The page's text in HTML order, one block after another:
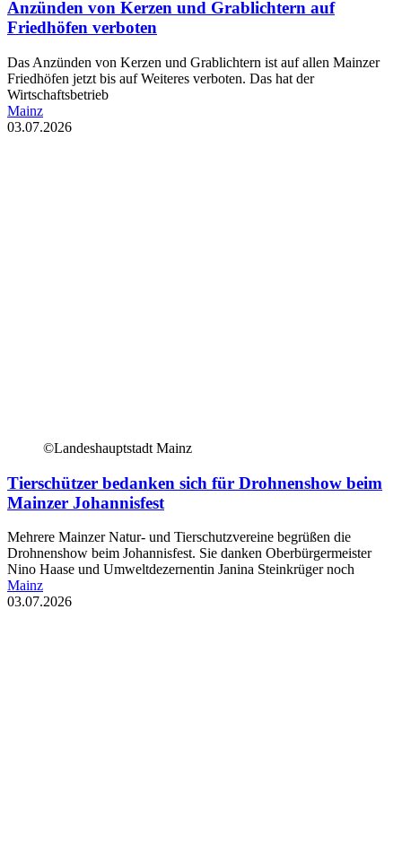
Anzünden von Kerzen und Grablichtern auf
Friedhöfen verboten
Das Anzünden von Kerzen und Grablichtern ist auf allen Mainzer
Friedhöfen jetzt bis auf Weiteres verboten. Das hat der
Wirtschaftsbetrieb
Mainz
03.07.2026
©Landeshauptstadt Mainz
Tierschützer bedanken sich für Drohnenshow beim
Mainzer Johannisfest
Mehrere Mainzer Natur- und Tierschutzvereine begrüßen die
Drohnenshow beim Johannisfest. Sie danken Oberbürgermeister
Nino Haase und Umweltdezernentin Janina Steinkrüger noch
Mainz
03.07.2026